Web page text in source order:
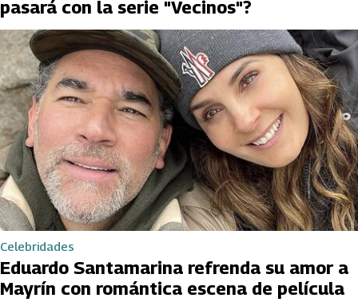
pasará con la serie "Vecinos"?
Celebridades
Eduardo Santamarina refrenda su amor a
Mayrín con romántica escena de película